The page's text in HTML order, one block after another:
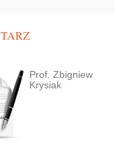
Prof. Zbigniew
Krysiak